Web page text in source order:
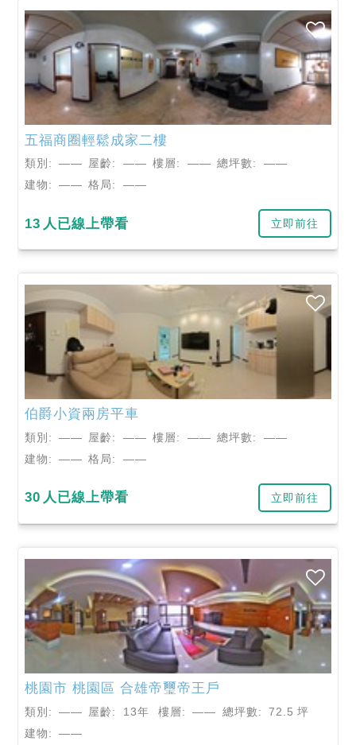
五福商圈輕鬆成家二樓
類別: —— 屋齡: —— 樓層: —— 總坪數:
——
建物:
—— 格局: ——
13 人已線上帶看 立即前往
伯爵小資兩房平車
類別: —— 屋齡: —— 樓層: —— 總坪數:
——
建物:
—— 格局: ——
30 人已線上帶看 立即前往
桃園市 桃園區 合雄帝璽帝王戶
類別: —— 屋齡: 13年 樓層: —— 總坪數: 72.5 坪
建物:
——